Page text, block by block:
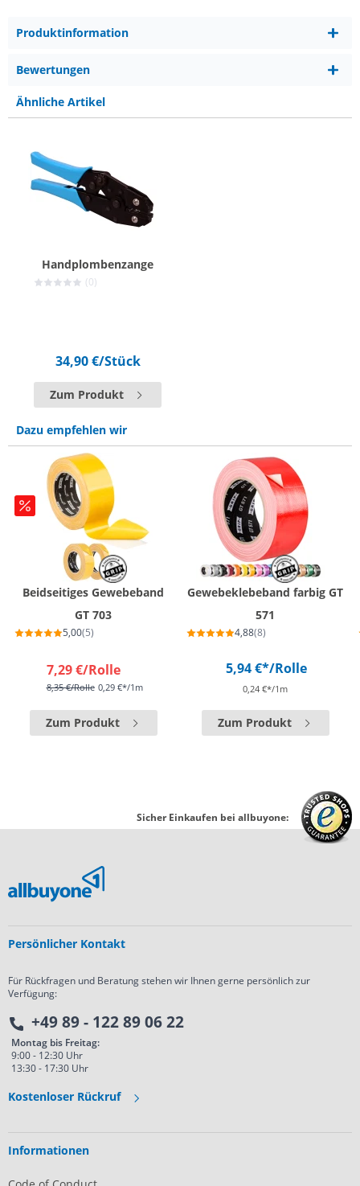
Produktinformation
Bewertungen
Ähnliche Artikel
Handplombenzange
(0)
34,90 €/Stück
Zum Produkt
Dazu empfehlen wir
Beidseitiges Gewebeband
GT 703
5,00(5)
7,29 €/Rolle
8,35 €/Rolle 0,29 €*/1m
Zum Produkt
Gewebeklebeband farbig GT
571
4,88(8)
5,94 €*/Rolle
0,24 €*/1m
Zum Produkt
Sicher Einkaufen bei allbuyone:
Persönlicher Kontakt
Für Rückfragen und Beratung stehen wir Ihnen gerne persönlich zur
Verfügung:
+49 89 - 122 89 06 22
Montag bis Freitag:
9:00 - 12:30 Uhr
13:30 - 17:30 Uhr
Kostenloser Rückruf
Informationen